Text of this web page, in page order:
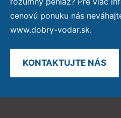
cenovú ponuku nás
www.dobry-vodar.sk.
KONTAKTUJTE NÁS